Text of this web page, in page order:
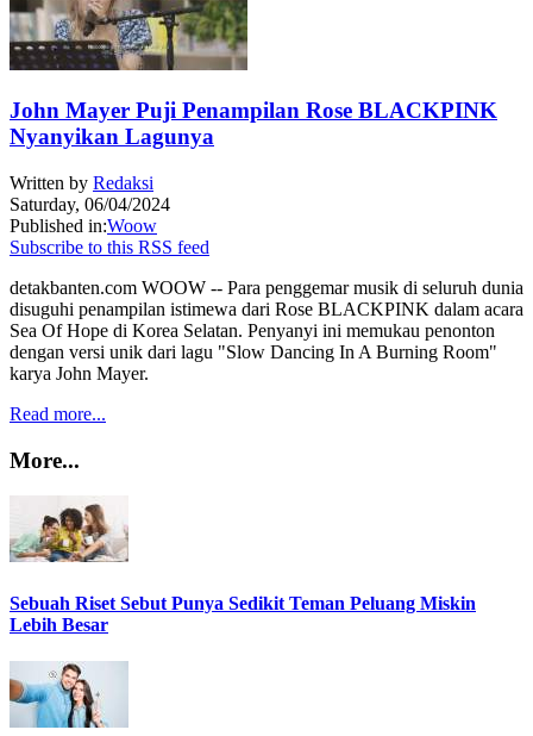
John Mayer Puji Penampilan Rose BLACKPINK
Nyanyikan Lagunya
Written by Redaksi
Saturday, 06/04/2024
Published in:Woow
Subscribe to this RSS feed
detakbanten.com WOOW -- Para penggemar musik di seluruh dunia
disuguhi penampilan istimewa dari Rose BLACKPINK dalam acara
Sea Of Hope di Korea Selatan. Penyanyi ini memukau penonton
dengan versi unik dari lagu "Slow Dancing In A Burning Room"
karya John Mayer.
Read more...
More...
Sebuah Riset Sebut Punya Sedikit Teman Peluang Miskin
Lebih Besar